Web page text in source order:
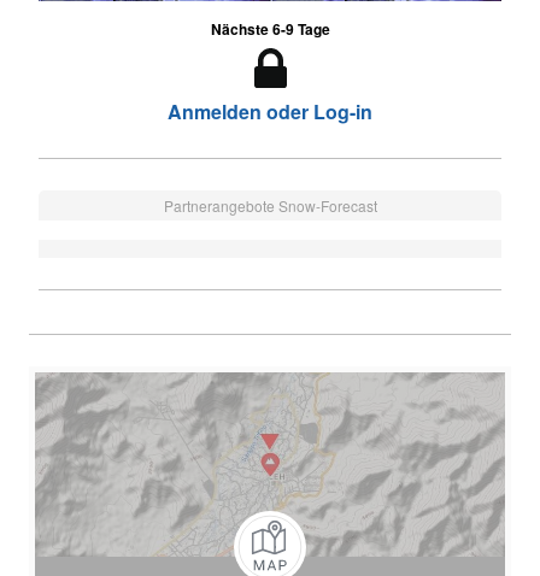
Nächste 6-9 Tage
Anmelden oder Log-in
Partnerangebote Snow-Forecast